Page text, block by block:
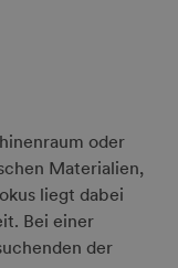
oder
Materialien,
liegt dabei
Bei einer
der